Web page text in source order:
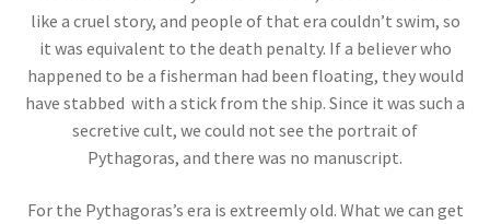
と粒子性を研究】
アーネスト・ラザフォード
【原子模型を提唱した原子物理学の父】
like a cruel story, and people of that era couldn’t swim, so
it was equivalent to the death penalty. If a believer who
happened to be a fisherman had been floating, they would
have stabbed with a stick from the ship. Since it was such a
secretive cult, we could not see the portrait of
Pythagoras, and there was no manuscript.
For the Pythagoras’s era is extreemly old. What we can get